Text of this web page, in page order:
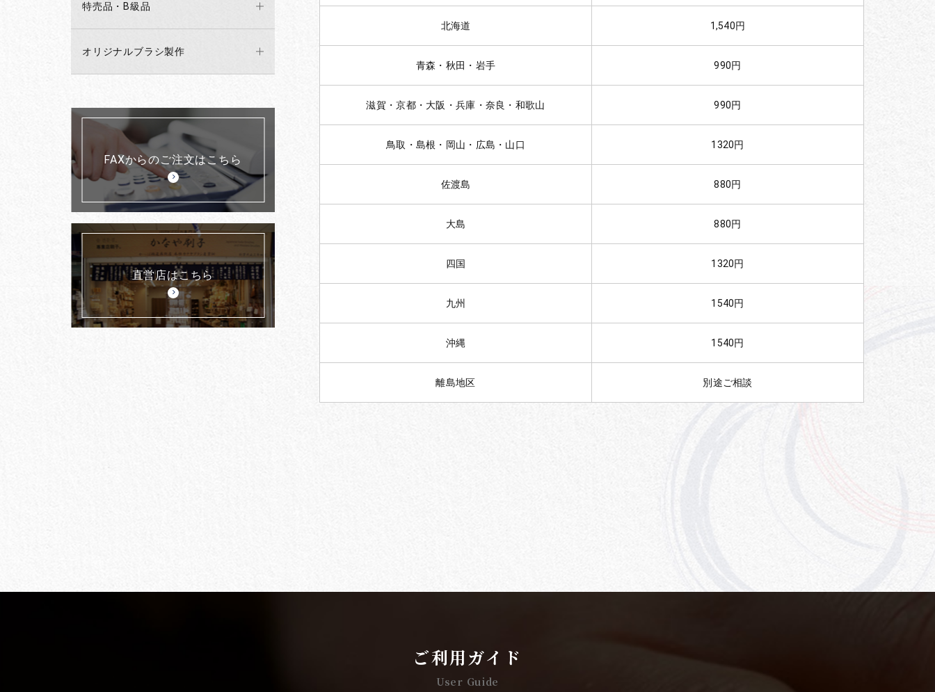
特売品・B級品
オリジナルブラシ製作
FAXからのご注文はこちら
直営店はこちら
北海道 1,540円
青森・秋田・岩手 990円
滋賀・京都・大阪・兵庫・奈良・和歌山 990円
鳥取・島根・岡山・広島・山口 1320円
佐渡島 880円
大島 880円
四国 1320円
九州 1540円
沖縄 1540円
離島地区 別途ご相談
ご利用ガイド
User Guide